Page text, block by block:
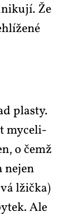
Že
plas­ty.
my­ce­li­
o čemž
nejen
lžič­ka)
Ale